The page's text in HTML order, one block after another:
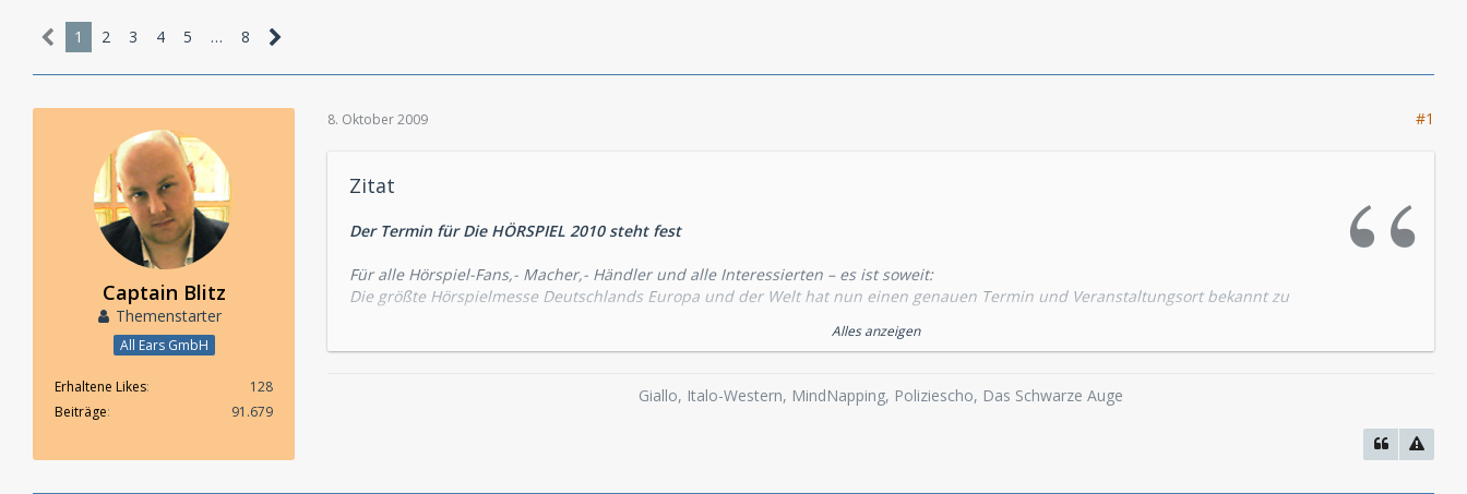
1 2 3 4 5 … 8
Captain Blitz
Themenstarter
All Ears GmbH
Erhaltene Likes
128
Beiträge
91.679
8. Oktober 2009 #1
Zitat
Der Termin für Die HÖRSPIEL 2010 steht fest
Für alle Hörspiel-Fans,- Macher,- Händler und alle Interessierten – es ist soweit:
Die größte Hörspielmesse Deutschlands Europa und der Welt hat nun einen genauen Termin und Veranstaltungsort bekannt zu
Über die Aufteilung der Programminhalte auf die beiden Veranstaltungstage, sowie den Ablauf und die Programmpunkte wird bei
Alles anzeigen
Giallo, Italo-Western, MindNapping, Poliziescho, Das Schwarze Auge